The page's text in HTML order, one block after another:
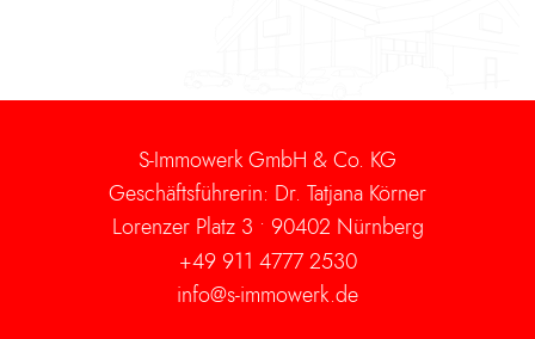
S-Immowerk GmbH & Co. KG
Geschäftsführerin: Dr. Tatjana Körner
Lorenzer Platz 3 • 90402 Nürnberg
+49 911 4777 2530
info@s-immowerk.de